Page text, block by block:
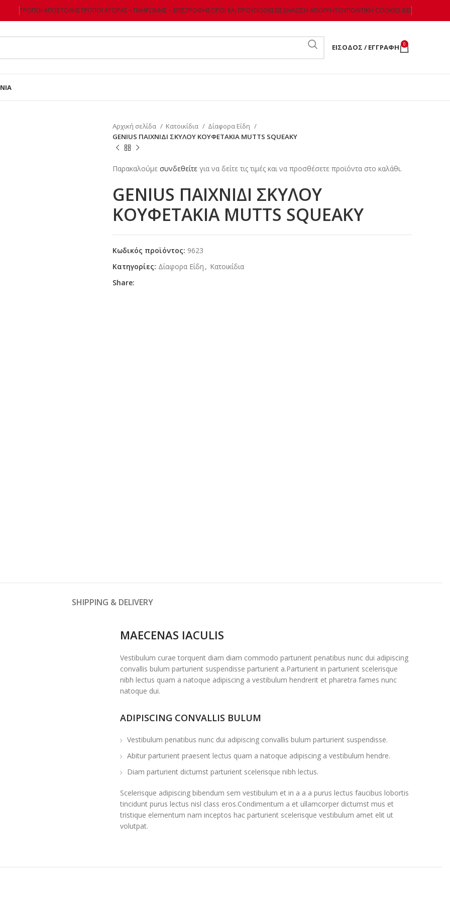
ΤΡΌΠΟΙ ΑΠΟΣΤΟΛΉΣΤΡΌΠΟΙ ΑΓΟΡΆΣ – ΠΛΗΡΩΜΉΣ – ΕΠΙΣΤΡΌΦΗΣΌΡΟΙ ΚΑΙ ΠΡΟΫΠΟΘΈΣΕΙΣΔΉΛΩΣΗ ΑΠΟΡΡΉΤΟΥΠΟΛΙΤΙΚΉ COOKIES (ΕΕ)
ΕΊΣΟΔΟΣ / ΕΓΓΡΑΦΉ 0
Αρχική σελίδα Κατοικίδια
Δίαφορα Είδη
GENIUS ΠΑΙΧΝΙΔΙ ΣΚΥΛΟΥ ΚΟΥΦΕΤΑΚΙΑ MUTTS SQUEAKY
Παρακαλούμε συνδεθείτε για να δείτε τις τιμές και να προσθέσετε προϊόντα στο καλάθι.
GENIUS ΠΑΙΧΝΙΔΙ ΣΚΥΛΟΥ
ΚΟΥΦΕΤΑΚΙΑ MUTTS SQUEAKY
Κωδικός προϊόντος: 9623
Κατηγορίες: Δίαφορα Είδη , Κατοικίδια
Share:
SHIPPING & DELIVERY
MAECENAS IACULIS
Vestibulum curae torquent diam diam commodo parturient penatibus nunc dui adipiscing
convallis bulum parturient suspendisse parturient a.Parturient in parturient scelerisque
nibh lectus quam a natoque adipiscing a vestibulum hendrerit et pharetra fames nunc
natoque dui.
ADIPISCING CONVALLIS BULUM
Vestibulum penatibus nunc dui adipiscing convallis bulum parturient suspendisse.
Abitur parturient praesent lectus quam a natoque adipiscing a vestibulum hendre.
Diam parturient dictumst parturient scelerisque nibh lectus.
Scelerisque adipiscing bibendum sem vestibulum et in a a a purus lectus faucibus lobortis
tincidunt purus lectus nisl class eros.Condimentum a et ullamcorper dictumst mus et
tristique elementum nam inceptos hac parturient scelerisque vestibulum amet elit ut
volutpat.